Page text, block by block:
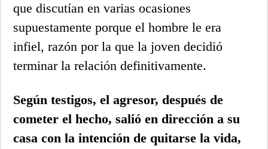
que discutían en varias ocasiones
supuestamente porque el hombre le era
infiel, razón por la que la joven decidió
terminar la relación definitivamente.
Según testigos, el agresor, después de
cometer el hecho, salió en dirección a su
casa con la intención de quitarse la vida,